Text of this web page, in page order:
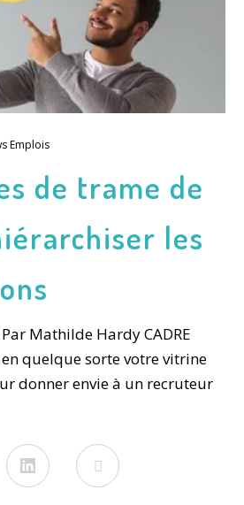
Emplois
de trame de
les
Mathilde Hardy CADRE
en quelque sorte votre vitrine
donner envie à un recruteur
LinkedIn Viadeo